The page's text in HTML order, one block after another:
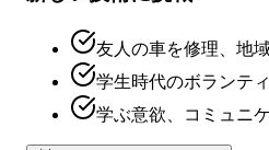
友人の車を修理、地
学生時代のボランテ
学ぶ意欲、コミュニ